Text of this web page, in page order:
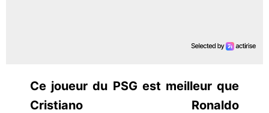
Ce joueur du PSG est meilleur que
Cristiano Ronaldo